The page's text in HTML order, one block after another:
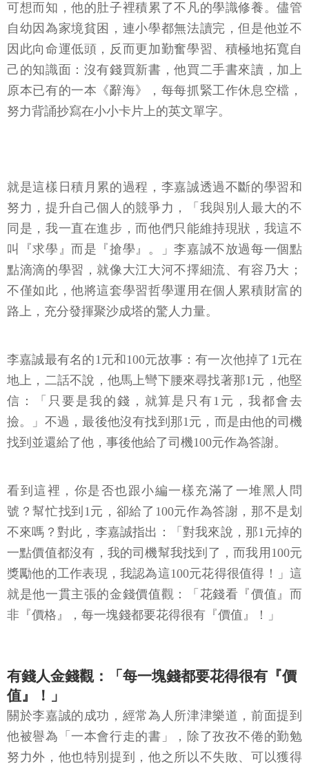
可想而知，他的肚子裡積累了不凡的學識修養。儘管
自幼因為家境貧困，連小學都無法讀完，但是他並不
因此向命運低頭，反而更加勤奮學習、積極地拓寬自
己的知識面：沒有錢買新書，他買二手書來讀，加上
原本已有的一本《辭海》，每每抓緊工作休息空檔，
努力背誦抄寫在小小卡片上的英文單字。
就是這樣日積月累的過程，李嘉誠透過不斷的學習和
努力，提升自己個人的競爭力，「我與別人最大的不
同是，我一直在進步，而他們只能維持現狀，我這不
叫『求學』而是『搶學』。」李嘉誠不放過每一個點
點滴滴的學習，就像大江大河不擇細流、有容乃大；
不僅如此，他將這套學習哲學運用在個人累積財富的
路上，充分發揮聚沙成塔的驚人力量。
李嘉誠最有名的1元和100元故事：有一次他掉了1元在
地上，二話不說，他馬上彎下腰來尋找著那1元，他堅
信：「只要是我的錢，就算是只有1元，我都會去
撿。」不過，最後他沒有找到那1元，而是由他的司機
找到並還給了他，事後他給了司機100元作為答謝。
看到這裡，你是否也跟小編一樣充滿了一堆黑人問
號？幫忙找到1元，卻給了100元作為答謝，那不是划
不來嗎？對此，李嘉誠指出：「對我來說，那1元掉的
一點價值都沒有，我的司機幫我找到了，而我用100元
獎勵他的工作表現，我認為這100元花得很值得！」這
就是他一貫主張的金錢價值觀：「花錢看『價值』而
非『價格』，每一塊錢都要花得很有『價值』！」
有錢人金錢觀：「每一塊錢都要花得很有『價
值』！」
關於李嘉誠的成功，經常為人所津津樂道，前面提到
他被譽為「一本會行走的書」，除了孜孜不倦的勤勉
努力外，他也特別提到，他之所以不失敗、可以獲得